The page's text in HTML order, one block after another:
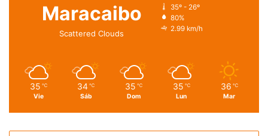
Maracaibo
Scattered Clouds
35º - 26º
80%
2.99 km/h
35 ℃
Vie
34 ℃
Sáb
35 ℃
Dom
35 ℃
Lun
36 ℃
Mar